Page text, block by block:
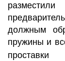
должным
пружины и